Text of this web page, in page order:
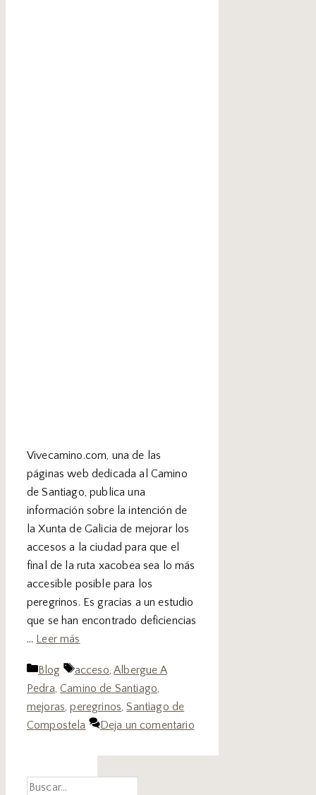
Vivecamino.com, una de las
páginas web dedicada al Camino
de Santiago, publica una
información sobre la intención de
la Xunta de Galicia de mejorar los
accesos a la ciudad para que el
final de la ruta xacobea sea lo más
accesible posible para los
peregrinos. Es gracias a un estudio
que se han encontrado deficiencias
… Leer más
Blog acceso,Albergue A
Pedra,Camino de Santiago,
mejoras,peregrinos,Santiago de
Compostela
Deja un comentario